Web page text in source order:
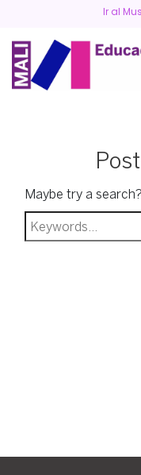
content
Ir al
Maybe try a search?